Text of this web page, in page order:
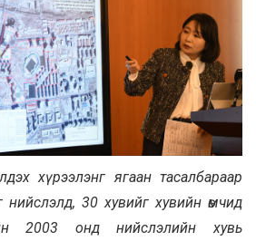
хүрээлэнг ягаан тасалбараар
нийслэлд, 30 хувийг хувийн өмчид
2003 онд нийслэлийн хувь